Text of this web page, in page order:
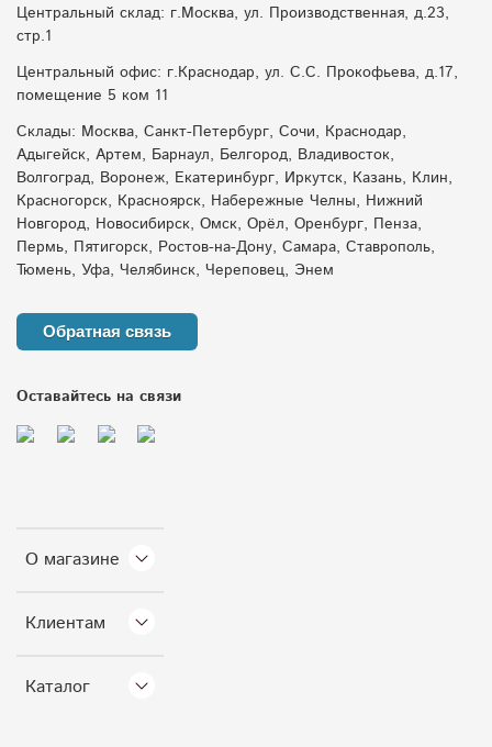
О магазине
Клиентам
Каталог
Центральный склад: г.Москва, ул. Производственная, д.23,
стр.1
Центральный офис: г.Краснодар, ул. С.С. Прокофьева, д.17,
помещение 5 ком 11
Склады: Москва, Санкт-Петербург, Сочи, Краснодар,
Адыгейск, Артем, Барнаул, Белгород, Владивосток,
Волгоград, Воронеж, Екатеринбург, Иркутск, Казань, Клин,
Красногорск, Красноярск, Набережные Челны, Нижний
Новгород, Новосибирск, Омск, Орёл, Оренбург, Пенза,
Пермь, Пятигорск, Ростов-на-Дону, Самара, Ставрополь,
Тюмень, Уфа, Челябинск, Череповец, Энем
Обратная связь
Оставайтесь на связи